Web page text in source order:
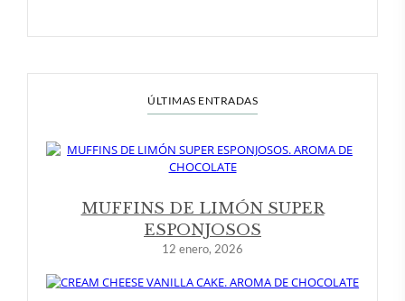
ÚLTIMAS ENTRADAS
MUFFINS DE LIMÓN SUPER
ESPONJOSOS
12 enero, 2026